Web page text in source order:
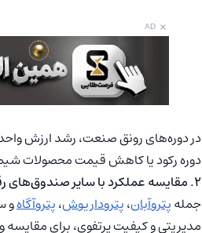
AD ×
در دوره‌های رونق صنعت، رشد ارزش
دوره رکود یا کاهش قیمت محصولات
۲. مقایسه عملکرد با سایر صندوق‌های رقیب
جملهپتروآبان،پتروداریوش،پتروآگاهو
مدیریتی و کیفیت پرتفوی، برای